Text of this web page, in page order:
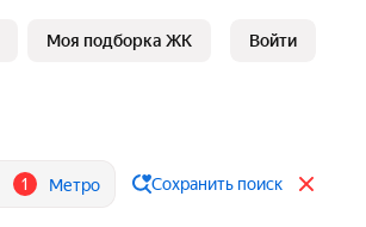
Моя подборка ЖК Войти
1 Метро Сохранить поиск